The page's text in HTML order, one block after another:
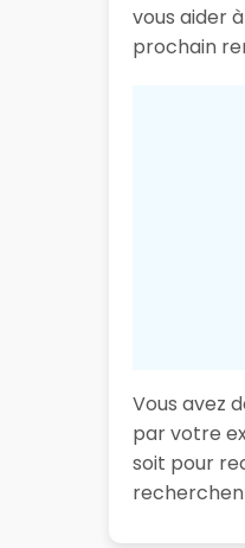
vous aider
prochain
Vous avez
par votre
soit pour